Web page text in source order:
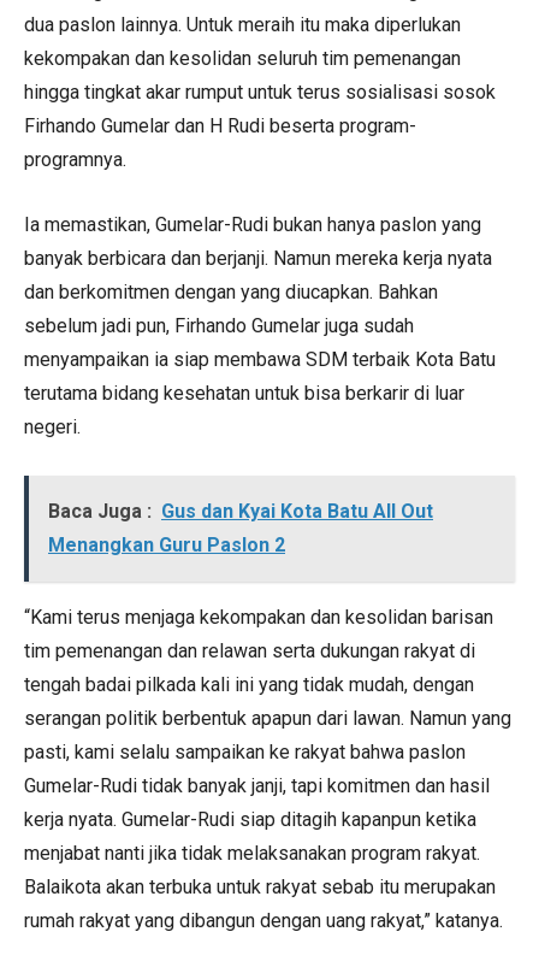
dua paslon lainnya. Untuk meraih itu maka diperlukan
kekompakan dan kesolidan seluruh tim pemenangan
hingga tingkat akar rumput untuk terus sosialisasi sosok
Firhando Gumelar dan H Rudi beserta program-
programnya.
Ia memastikan, Gumelar-Rudi bukan hanya paslon yang
banyak berbicara dan berjanji. Namun mereka kerja nyata
dan berkomitmen dengan yang diucapkan. Bahkan
sebelum jadi pun, Firhando Gumelar juga sudah
menyampaikan ia siap membawa SDM terbaik Kota Batu
terutama bidang kesehatan untuk bisa berkarir di luar
negeri.
Baca Juga : Gus dan Kyai Kota Batu All Out
Menangkan Guru Paslon 2
“Kami terus menjaga kekompakan dan kesolidan barisan
tim pemenangan dan relawan serta dukungan rakyat di
tengah badai pilkada kali ini yang tidak mudah, dengan
serangan politik berbentuk apapun dari lawan. Namun yang
pasti, kami selalu sampaikan ke rakyat bahwa paslon
Gumelar-Rudi tidak banyak janji, tapi komitmen dan hasil
kerja nyata. Gumelar-Rudi siap ditagih kapanpun ketika
menjabat nanti jika tidak melaksanakan program rakyat.
Balaikota akan terbuka untuk rakyat sebab itu merupakan
rumah rakyat yang dibangun dengan uang rakyat,” katanya.